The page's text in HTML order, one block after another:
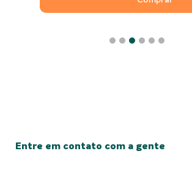
Entre em contato com a gente